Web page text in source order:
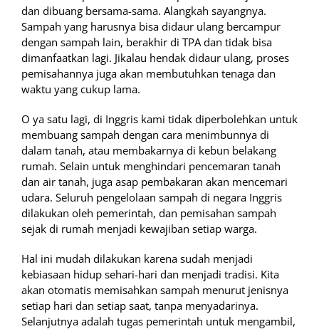
dan dibuang bersama-sama. Alangkah sayangnya.
Sampah yang harusnya bisa didaur ulang bercampur
dengan sampah lain, berakhir di TPA dan tidak bisa
dimanfaatkan lagi. Jikalau hendak didaur ulang, proses
pemisahannya juga akan membutuhkan tenaga dan
waktu yang cukup lama.
O ya satu lagi, di Inggris kami tidak diperbolehkan untuk
membuang sampah dengan cara menimbunnya di
dalam tanah, atau membakarnya di kebun belakang
rumah. Selain untuk menghindari pencemaran tanah
dan air tanah, juga asap pembakaran akan mencemari
udara. Seluruh pengelolaan sampah di negara Inggris
dilakukan oleh pemerintah, dan pemisahan sampah
sejak di rumah menjadi kewajiban setiap warga.
Hal ini mudah dilakukan karena sudah menjadi
kebiasaan hidup sehari-hari dan menjadi tradisi. Kita
akan otomatis memisahkan sampah menurut jenisnya
setiap hari dan setiap saat, tanpa menyadarinya.
Selanjutnya adalah tugas pemerintah untuk mengambil,